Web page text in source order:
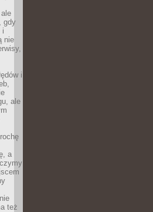
gdy
i
nie
i
ale
a
też